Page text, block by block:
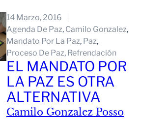
14 Marzo, 2016
Agenda De Paz, Camilo Gonzalez
Mandato Por La Paz, Paz
Proceso De Paz, Refrendación
EL MANDATO POR
LA PAZ ES OTRA
ALTERNATIVA
Camilo Gonzalez Posso